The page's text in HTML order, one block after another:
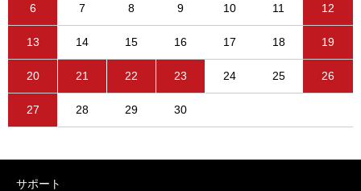
6 7 8 9 10 11 12
13 14 15 16 17 18 19
20 21 22 23 24 25 26
27 28 29 30
サポート